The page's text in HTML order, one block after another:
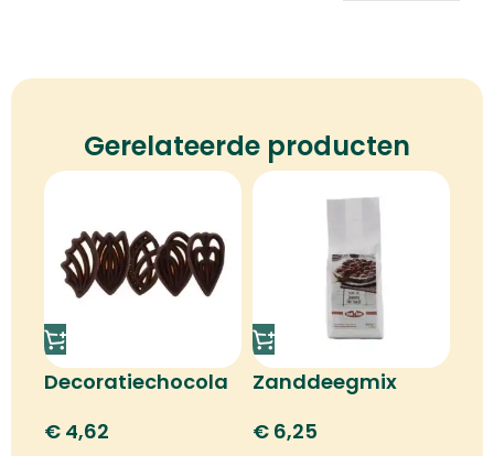
Gerelateerde producten
Decoratiechocola
€ 4,62
Zanddeegmix
€ 6,25